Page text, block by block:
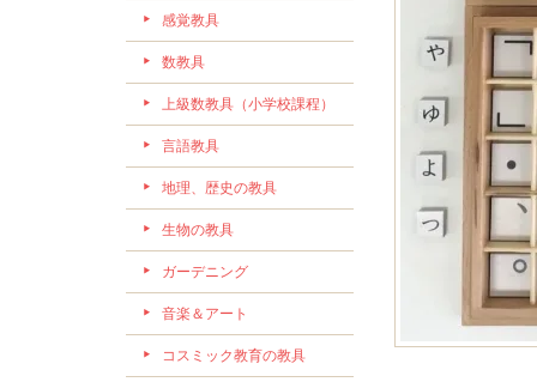
感覚教具
数教具
上級数教具（小学校課程）
言語教具
地理、歴史の教具
生物の教具
ガーデニング
音楽＆アート
コスミック教育の教具